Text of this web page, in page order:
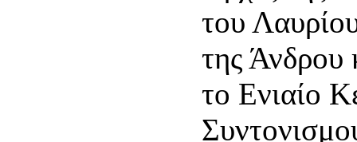
του
της Άνδρου
το Ενιαίο